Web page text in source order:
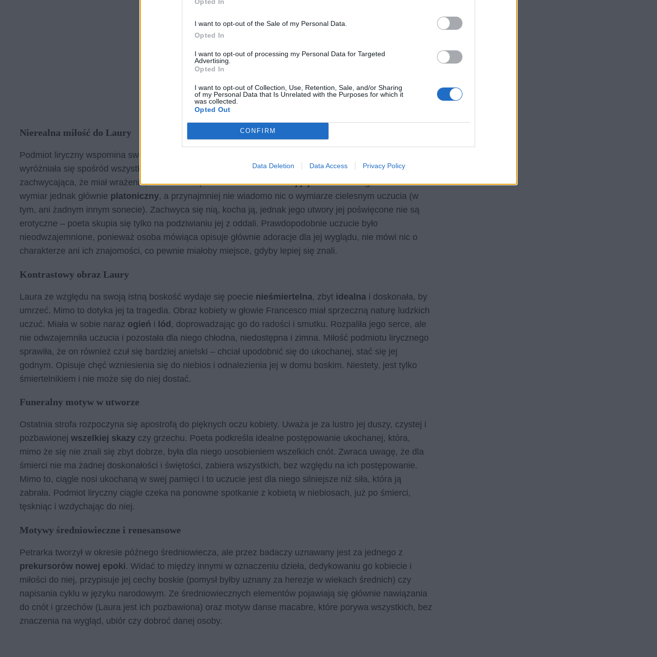
I want to opt-out of the Sale of my Personal Data.
Opted In
I want to opt-out of processing my Personal Data for Targeted
Advertising.
Opted In
I want to opt-out of Collection, Use, Retention, Sale, and/or Sharing
of my Personal Data that Is Unrelated with the Purposes for which it
was collected.
Opted Out
CONFIRM
Data Deletion Data Access Privacy Policy
Nierealna miłość do Laury
Podmiot liryczny wspomina swoje pierwsze spotkanie z nieżyjąca już ukochaną. Zauroczyło go jej piękno,
wyróżniała się spośród wszystkich kobiet, które widział w ciągu swojego życia. Była tak szalenie
zachwycająca, że miał wrażenie, że nie może pochodzić z ziemi ibliżej jej do anioła.Jego miłość ma
wymiar jednak głównie platoniczny, a przynajmniej nie wiadomo nic o wymiarze cielesnym uczucia (w
tym, ani żadnym innym sonecie). Zachwyca się nią, kocha ją, jednak jego utwory jej poświęcone nie są
erotyczne – poeta skupia się tylko na podziwianiu jej z oddali. Prawdopodobnie uczucie było
nieodwzajemnione, ponieważ osoba mówiąca opisuje głównie adoracje dla jej wyglądu, nie mówi nic o
charakterze ani ich znajomości, co pewnie miałoby miejsce, gdyby lepiej się znali.
Kontrastowy obraz Laury
Laura ze względu na swoją istną boskość wydaje się poecie nieśmiertelna, zbyt idealna i doskonała, by
umrzeć. Mimo to dotyka jej ta tragedia. Obraz kobiety w głowie Francesco miał sprzeczną naturę ludzkich
uczuć. Miała w sobie naraz ogień i lód, doprowadzając go do radości i smutku. Rozpaliła jego serce, ale
nie odwzajemniła uczucia i pozostała dla niego chłodna, niedostępna i zimna. Miłość podmiotu lirycznego
sprawiła, że on również czuł się bardziej anielski – chciał upodobnić się do ukochanej, stać się jej
godnym. Opisuje chęć wzniesienia się do niebios i odnalezienia jej w domu boskim. Niestety, jest tylko
śmiertelnikiem i nie może się do niej dostać.
Funeralny motyw w utworze
Ostatnia strofa rozpoczyna się apostrofą do pięknych oczu kobiety. Uważa je za lustro jej duszy, czystej i
pozbawionej wszelkiej skazy czy grzechu. Poeta podkreśla idealne postępowanie ukochanej, która,
mimo że się nie znali się zbyt dobrze, była dla niego uosobieniem wszelkich cnót. Zwraca uwagę, że dla
śmierci nie ma żadnej doskonałości i świętości, zabiera wszystkich, bez względu na ich postępowanie.
Mimo to, ciągle nosi ukochaną w swej pamięci i to uczucie jest dla niego silniejsze niż siła, która ją
zabrała. Podmiot liryczny ciągle czeka na ponowne spotkanie z kobietą w niebiosach, już po śmierci,
tęskniąc i wzdychając do niej.
Motywy średniowieczne i renesansowe
Petrarka tworzył w okresie późnego średniowiecza, ale przez badaczy uznawany jest za jednego z
prekursorów nowej epoki. Widać to między innymi w oznaczeniu dzieła, dedykowaniu go kobiecie i
miłości do niej, przypisuje jej cechy boskie (pomysł byłby uznany za herezje w wiekach średnich) czy
napisania cyklu w języku narodowym. Ze średniowiecznych elementów pojawiają się głównie nawiązania
do cnót i grzechów (Laura jest ich pozbawiona) oraz motyw danse macabre, które porywa wszystkich, bez
znaczenia na wygląd, ubiór czy dobroć danej osoby.